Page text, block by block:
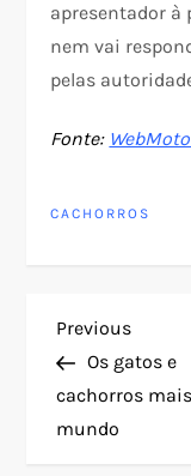
apresentador à
nem vai
pelas
Fonte:
CACHORROS
N
a
v
Previous
Post
Previous
Os gatos e
cachorros
mundo